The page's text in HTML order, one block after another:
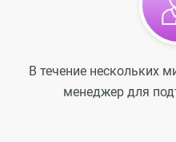
В течение нескольких
менеджер для